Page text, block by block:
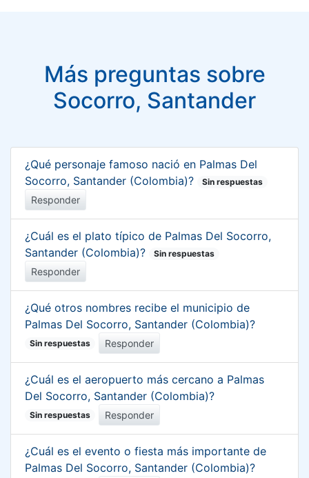
Más preguntas sobre
Socorro, Santander
¿Qué personaje famoso nació en Palmas Del
Socorro, Santander (Colombia)?
Sin respuestas
Responder
¿Cuál es el plato típico de Palmas Del Socorro,
Santander (Colombia)?
Sin respuestas
Responder
¿Qué otros nombres recibe el municipio de
Palmas Del Socorro, Santander (Colombia)?
Sin respuestas Responder
¿Cuál es el aeropuerto más cercano a Palmas
Del Socorro, Santander (Colombia)?
Sin respuestas Responder
¿Cuál es el evento o fiesta más importante de
Palmas Del Socorro, Santander (Colombia)?